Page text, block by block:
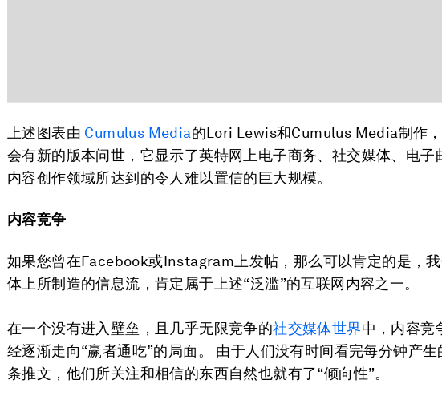
上述图表由 Cumulus Media的Lori Lewis和Cumulus Media制作
会有新的版本问世，它显示了英特网上电子商务、社交媒体、电子
内容创作领域所达到的令人难以置信的巨大规模。
内容竞争
如果您曾在Facebook或Instagram上发帖，那么可以肯定的是，
体上所制造的信息流，肯定属于上述“泛滥”的互联网内容之一。
在一个没有进入壁垒，且几乎无限竞争的社交媒体世界中，内容竞
经逐渐走向“赢者通吃”的局面。 由于人们没有时间看完每分钟产
条推文，他们所关注和相信的东西自然也就有了“倾向性”。